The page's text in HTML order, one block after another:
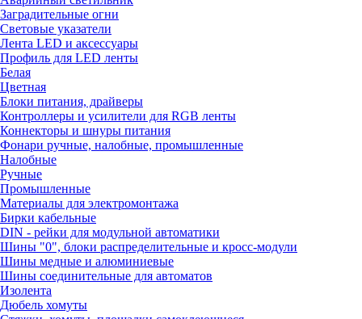
Заградительные огни
Световые указатели
Лента LED и аксессуары
Профиль для LED ленты
Белая
Цветная
Блоки питания, драйверы
Контроллеры и усилители для RGB ленты
Коннекторы и шнуры питания
Фонари ручные, налобные, промышленные
Налобные
Ручные
Промышленные
Материалы для электромонтажа
Бирки кабельные
DIN - рейки для модульной автоматики
Шины "0", блоки распределительные и кросс-модули
Шины медные и алюминиевые
Шины соединительные для автоматов
Изолента
Дюбель хомуты